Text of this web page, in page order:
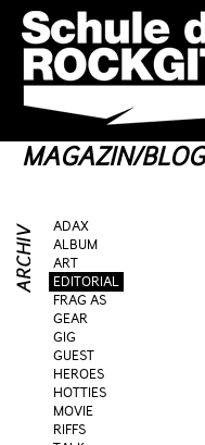
MAGAZIN/BLOG
ADAX
ALBUM
ART
EDITORIAL
FRAG AS
GEAR
GIG
GUEST
HEROES
HOTTIES
MOVIE
RIFFS